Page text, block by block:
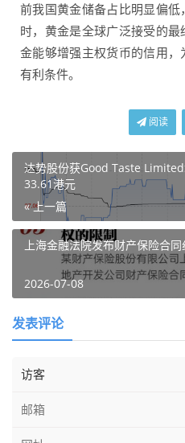
前我国黄金储备占比明显偏
时，黄金是全球广泛接受的
金能够增强主权货币的信用
有利条件。
阅读
达势股份获Good Taste
33.61港元
« 上一篇
上海金融法院发布财产保险合
2026-07-08
发表评论